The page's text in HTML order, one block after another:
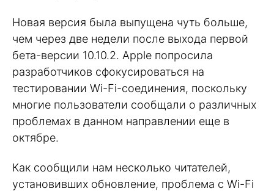
Новая версия была выпущена чуть больше,
чем через две недели после выхода первой
бета-версии 10.10.2. Apple попросила
разработчиков сфокусироваться на
тестировании Wi-Fi-соединения, поскольку
многие пользователи сообщали о различных
проблемах в данном направлении еще в
октябре.
Как сообщили нам несколько читателей,
установивших обновление, проблема с Wi-Fi